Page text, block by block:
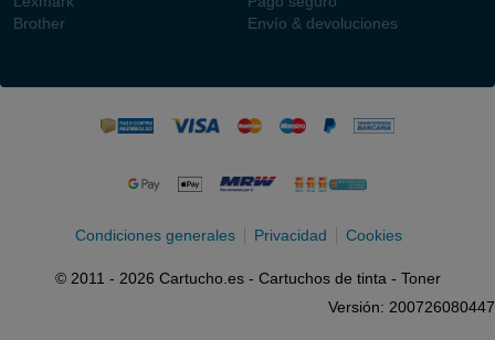
Brother
Envío & devoluciones
Condiciones generales Privacidad Cookies
© 2011 - 2026 Cartucho.es - Cartuchos de tinta - Toner
Versión: 200726080447